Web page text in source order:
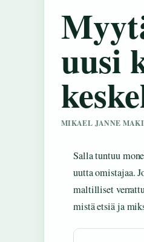
uusi
MIKAEL JANNE
Salla tuntuu
uutta omistajaa.
maltilliset
mistä etsiä ja